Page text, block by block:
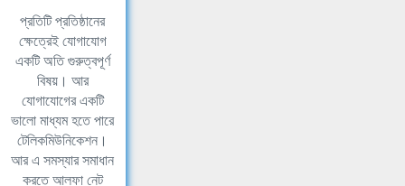
প্রতিটি প্রতিষ্ঠানের
ক্ষেত্রেই যোগাযোগ
একটি অতি গুরুত্বপূর্ণ
বিষয়। আর
যোগাযোগের একটি
ভালো মাধ্যম হতে পারে
টেলিকমিউনিকেশন।
আর এ সমস্যার সমাধান
করতে আলফা নেট